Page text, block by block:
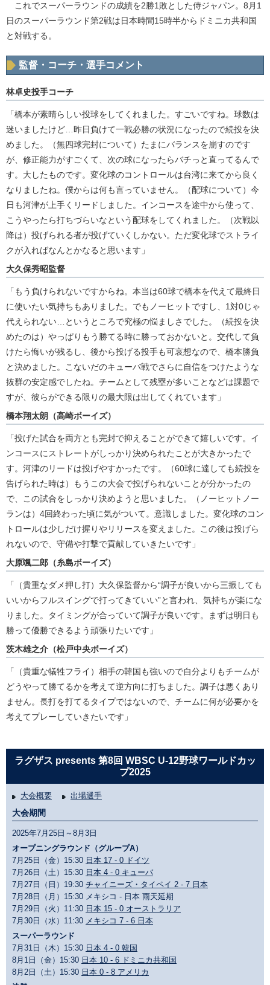
これでスーパーラウンドの成績を2勝1敗とした侍ジャパン。8月1
日のスーパーラウンド第2戦は日本時間15時半からドミニカ共和国
と対戦する。
監督・コーチ・選手コメント
林卓史投手コーチ
「橋本が素晴らしい投球をしてくれました。すごいですね。球数は
迷いましたけど…昨日負けて一戦必勝の状況になったので続投を決
めました。（無四球完封について）たまにバランスを崩すのです
が、修正能力がすごくて、次の球になったらバチっと直ってるんで
す。大したものです。変化球のコントロールは台湾に来てから良く
なりましたね。僕からは何も言っていません。（配球について）今
日も河津が上手くリードしました。インコースを途中から使って、
こうやったら打ちづらいなという配球をしてくれました。（次戦以
降は）投げられる者が投げていくしかない。ただ変化球でストライ
クが入ればなんとかなると思います」
大久保秀昭監督
「もう負けられないですからね。本当は60球で橋本を代えて最終日
に使いたい気持ちもありました。でもノーヒットですし、1対0じゃ
代えられない…というところで究極の悩ましさでした。（続投を決
めたのは）やっぱりもう勝てる時に勝っておかないと。交代して負
けたら悔いが残るし、後から投げる投手も可哀想なので、橋本勝負
と決めました。こないだのキューバ戦でさらに自信をつけたような
抜群の安定感でしたね。チームとして残塁が多いことなどは課題で
すが、彼らができる限りの最大限は出してくれています」
橋本翔太朗（高崎ボーイズ）
「投げた試合を両方とも完封で抑えることができて嬉しいです。イ
ンコースにストレートがしっかり決められたことが大きかったで
す。河津のリードは投げやすかったです。（60球に達しても続投を
告げられた時は）もうこの大会で投げられないことが分かったの
で、この試合をしっかり決めようと思いました。（ノーヒットノー
ランは）4回終わった頃に気がついて。意識しました。変化球のコン
トロールは少しだけ握りやリリースを変えました。この後は投げら
れないので、守備や打撃で貢献していきたいです」
大原颯二郎（糸島ボーイズ）
「（貴重なダメ押し打）大久保監督から“調子が良いから三振しても
いいからフルスイングで打ってきていい”と言われ、気持ちが楽にな
りました。タイミングが合っていて調子が良いです。まずは明日も
勝って優勝できるよう頑張りたいです」
茨木雄之介（松戸中央ボーイズ）
「（貴重な犠牲フライ）相手の韓国も強いので自分よりもチームが
どうやって勝てるかを考えて逆方向に打ちました。調子は悪くあり
ません。長打を打てるタイプではないので、チームに何が必要かを
考えてプレーしていきたいです」
ラグザス presents 第8回 WBSC U-12野球ワールドカッ
プ2025
大会概要 出場選手
大会期間
2025年7月25日～8月3日
オープニングラウンド（グループA）
7月25日（金）15:30 日本 17 - 0 ドイツ
7月26日（土）15:30 日本 4 - 0 キューバ
7月27日（日）19:30 チャイニーズ・タイペイ 2 - 7 日本
7月28日（月）15:30 メキシコ - 日本 雨天延期
7月29日（火）11:30 日本 15 - 0 オーストラリア
7月30日（水）11:30 メキシコ 7 - 6 日本
スーパーラウンド
7月31日（木）15:30 日本 4 - 0 韓国
8月1日（金）15:30 日本 10 - 6 ドミニカ共和国
8月2日（土）15:30 日本 0 - 8 アメリカ